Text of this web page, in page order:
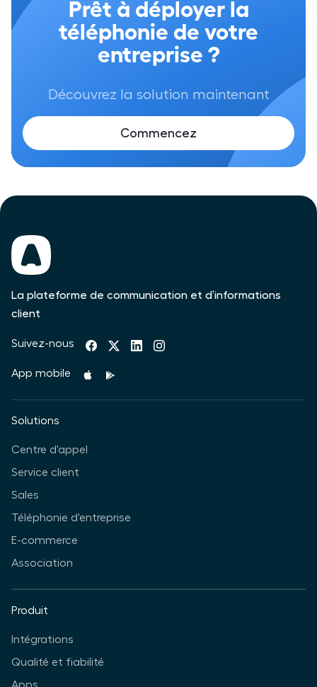
Prêt à déployer la
téléphonie de votre
entreprise ?
Découvrez la solution maintenant
Commencez
La plateforme de communication et d’informations
client
Suivez-nous
App mobile
Solutions
Centre d'appel
Service client
Sales
Téléphonie d'entreprise
E-commerce
Association
Produit
Intégrations
Qualité et fiabilité